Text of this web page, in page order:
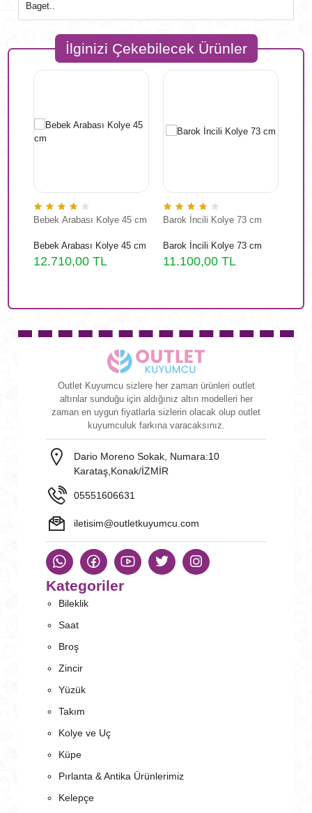
Baget..
İlginizi Çekebilecek Ürünler
Bebek Arabası Kolye 45 cm
Bebek Arabası Kolye 45 cm
12.710,00 TL
Barok İncili Kolye 73 cm
Barok İncili Kolye 73 cm
11.100,00 TL
Outlet Kuyumcu sizlere her zaman ürünleri outlet
altınlar sunduğu için aldığınız altın modelleri her
zaman en uygun fiyatlarla sizlerin olacak olup outlet
kuyumculuk farkına varacaksınız.
Dario Moreno Sokak, Numara:10
Karataş,Konak/İZMİR
05551606631
iletisim@outletkuyumcu.com
Kategoriler
Bileklik
Saat
Broş
Zincir
Yüzük
Takım
Kolye ve Uç
Küpe
Pırlanta & Antika Ürünlerimiz
Kelepçe